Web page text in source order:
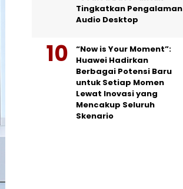
Tingkatkan Pengalaman
Audio Desktop
“Now is Your Moment”:
Huawei Hadirkan
Berbagai Potensi Baru
untuk Setiap Momen
Lewat Inovasi yang
Mencakup Seluruh
Skenario